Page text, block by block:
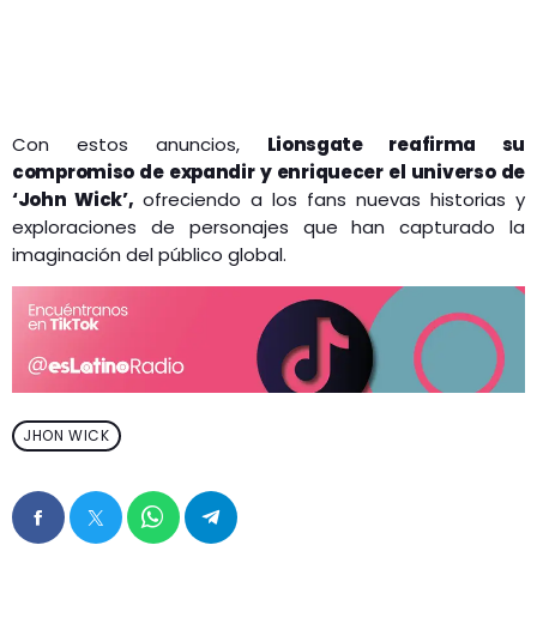
Con estos anuncios, Lionsgate reafirma su
compromiso de expandir y enriquecer el universo de
‘John Wick’, ofreciendo a los fans nuevas historias y
exploraciones de personajes que han capturado la
imaginación del público global.
JHON WICK